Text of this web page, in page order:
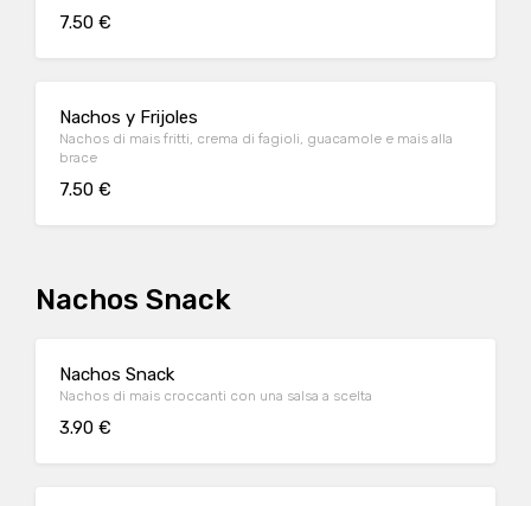
7.50 €
Nachos y Frijoles
Nachos di mais fritti, crema di fagioli, guacamole e mais alla
brace
7.50 €
Nachos Snack
Nachos Snack
Nachos di mais croccanti con una salsa a scelta
3.90 €